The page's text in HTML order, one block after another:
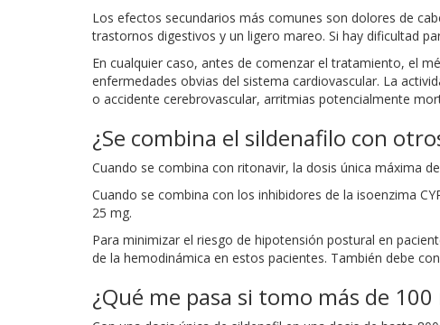
Los efectos secundarios más comunes son dolores de
trastornos digestivos y un ligero mareo. Si hay dificultad
En cualquier caso, antes de comenzar el tratamiento, el
enfermedades obvias del sistema cardiovascular. La
o accidente cerebrovascular, arritmias potencialmente
¿Se combina el sildenafilo con
Cuando se combina con ritonavir, la dosis única máxima
Cuando se combina con los inhibidores de la isoenzima
25 mg.
Para minimizar el riesgo de hipotensión postural en
de la hemodinámica en estos pacientes. También debe
¿Qué me pasa si tomo más de